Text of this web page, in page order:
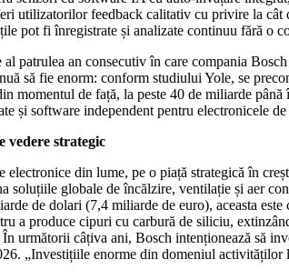
utilizatorilor feedback calitativ cu privire la
pot fi înregistrate și analizate continuu fără o
patrulea an consecutiv în care compania
să fie enorm: conform studiului Yole, se
de față, la peste 40 de miliarde
și software independent pentru electronicele
vedere strategic
din lume, pe o piață strategică în
soluțiile globale de încălzire, ventilație și aer
de dolari (7,4 miliarde de euro), aceasta
a produce cipuri cu carbură de siliciu,
următorii câțiva ani, Bosch intenționează să
„Investițiile enorme din domeniul